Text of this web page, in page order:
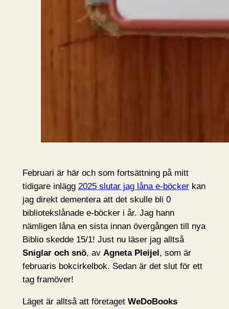
Februari är här och som fortsättning på mitt
tidigare inlägg 2025 slutar jag låna e-böckerkan
jag direkt dementera att det skulle bli 0
bibliotekslånade e-böcker i år. Jag hann
nämligen låna en sista innan övergången till nya
Biblio skedde 15/1! Just nu läser jag alltså
Sniglar och snö, av Agneta Pleijel, som är
februaris bokcirkelbok. Sedan är det slut för ett
tag framöver!
Läget är alltså att företaget WeDoBooks